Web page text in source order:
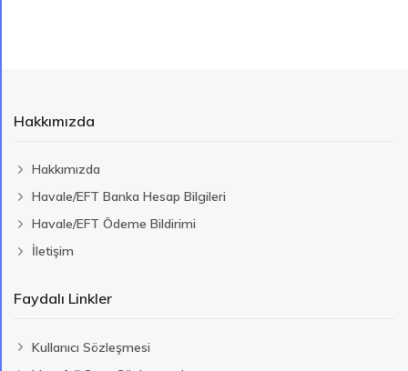
Hakkımızda
Hakkımızda
Havale/EFT Banka Hesap Bilgileri
Havale/EFT Ödeme Bildirimi
İletişim
Faydalı Linkler
Kullanıcı Sözleşmesi